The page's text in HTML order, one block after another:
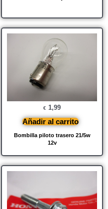
Bombilla piloto trasero 21/5w
12v
€ 1,99
Añadir al carrito